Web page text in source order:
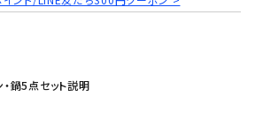
・鍋5点セット説明